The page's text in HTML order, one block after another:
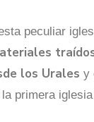
peculiar
los Urales y
primera